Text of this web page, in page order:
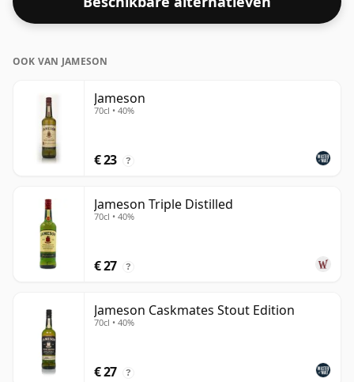
OOK VAN JAMESON
Jameson
70cl • 40%
€ 23 ?
Jameson Triple Distilled
70cl • 40%
€ 27 ?
Jameson Caskmates Stout Edition
70cl • 40%
€ 27 ?